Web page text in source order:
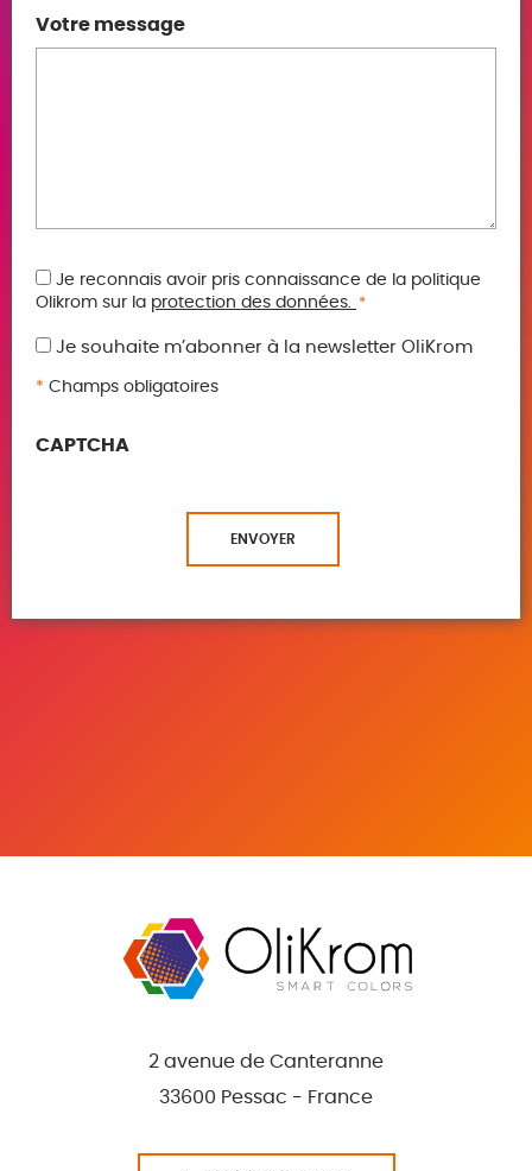
Votre message
RGPD
*
Je reconnais avoir pris connaissance de la politique
Olikrom sur la protection des données. *
Je souhaite m’abonner à la newsletter OliKrom
* Champs obligatoires
CAPTCHA
ENVOYER
2 avenue de Canteranne
33600 Pessac - France